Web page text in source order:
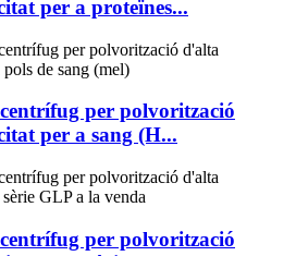
per a proteïnes...
per polvorització
per a sang (H...
per polvorització